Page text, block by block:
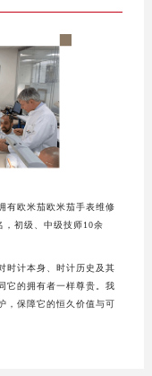
有欧米茄欧米茄手表维修
，初级、中级技师10余
时计本身、时计历史及其
它的拥有者一样尊贵。我
，保障它的恒久价值与可